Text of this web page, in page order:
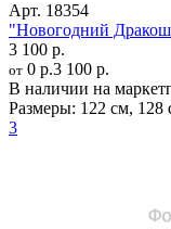
Арт. 18354
"Новогодний
3 100 р.
от 0 р.3 100 р.
В наличии на
Размеры: 122 см, 128
3